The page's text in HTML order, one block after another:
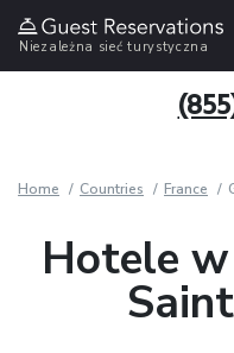
Niezależna sieć turystyczna
Home Countries France
Hotele